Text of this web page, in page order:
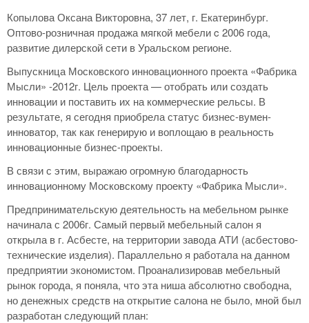
Копылова Оксана Викторовна, 37 лет, г. Екатеринбург.
Оптово-розничная продажа мягкой мебели c 2006 года,
развитие дилерской сети в Уральском регионе.
Выпускница Московского инновационного проекта «Фабрика
Мысли» -2012г. Цель проекта — отобрать или создать
инновации и поставить их на коммерческие рельсы. В
результате, я сегодня приобрела статус бизнес-вумен-
инноватор, так как генерирую и воплощаю в реальность
инновационные бизнес-проекты.
В связи с этим, выражаю огромную благодарность
инновационному Московскому проекту «Фабрика Мысли».
Предпринимательскую деятельность на мебельном рынке
начинала с 2006г. Самый первый мебельный салон я
открыла в г. Асбесте, на территории завода АТИ (асбестово-
технические изделия). Параллельно я работала на данном
предприятии экономистом. Проанализировав мебельный
рынок города, я поняла, что эта ниша абсолютно свободна,
но денежных средств на открытие салона не было, мной был
разработан следующий план: